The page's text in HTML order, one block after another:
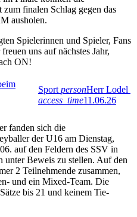
finalen Schlag gegen das
ausholen.
Spielerinnen und Spieler, Fans
uns auf nächstes Jahr,
ON!
Sport personHerr Lodel
access_time11.06.26
fanden sich die
der U16 am Dienstag,
auf den Feldern des SSV in
Beweis zu stellen. Auf den
2 Teilnehmende zusammen,
und ein Mixed-Team. Die
bis 21 und keinem Tie-